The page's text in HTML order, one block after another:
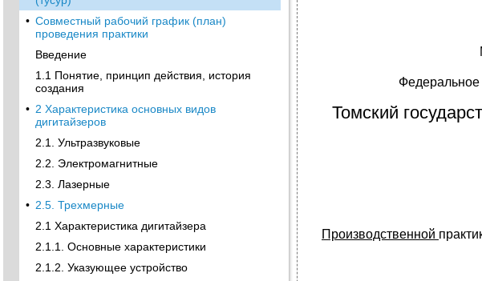
• Совместный рабочий график (план)
проведения практики
Введение
1.1 Понятие, принцип действия, история
создания
• 2 Характеристика основных видов
дигитайзеров
2.1. Ультразвуковые
2.2. Электромагнитные
2.3. Лазерные
• 2.5. Трехмерные
2.1 Характеристика дигитайзера
2.1.1. Основные характеристики
2.1.2. Указующее устройство
Федеральное
Томский
Производственной